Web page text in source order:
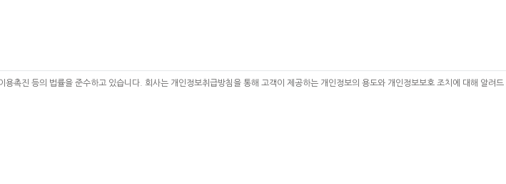
촉진 등의 법률을 준수하고 있습니다. 회사는 개인정보취급방침을 통해 고객이 제공하는 개인정보의 용도와 개인정보보호 조치에 대해 알려드